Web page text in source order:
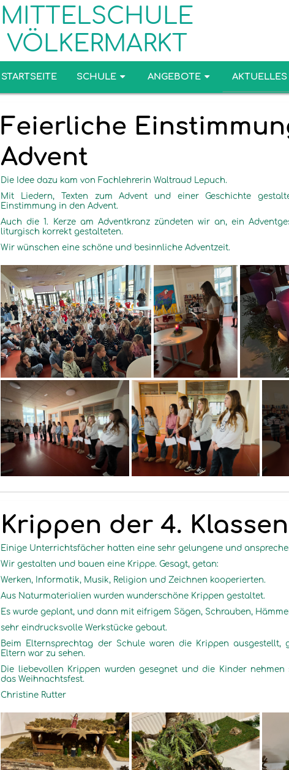
MITTELSCHULE
VÖLKERMARKT
STARTSEITE SCHULE ANGEBOTE AKTUELLES
Aktuelles
Feierliche
Advent
Die Idee dazu kam von Fachlehrerin Waltraud Lepuch.
Mit Liedern, Texten zum Advent und einer Geschichte
Einstimmung in den Advent.
Auch die 1. Kerze am Adventkranz zündeten wir an, ein
liturgisch korrekt gestalteten.
Wir wünschen eine schöne und besinnliche Adventzeit.
Krippen der 4. Klassen
Einige Unterrichtsfächer hatten eine sehr gelungene und
Wir gestalten und bauen eine Krippe. Gesagt, getan:
Werken, Informatik, Musik, Religion und Zeichnen kooperierten.
Aus Naturmaterialien wurden wunderschöne Krippen gestaltet.
Es wurde geplant, und dann mit eifrigem Sägen, Schrauben,
sehr eindrucksvolle Werkstücke gebaut.
Beim Elternsprechtag der Schule waren die Krippen ausgestellt,
Eltern war zu sehen.
Die liebevollen Krippen wurden gesegnet und die Kinder
das Weihnachtsfest.
Christine Rutter